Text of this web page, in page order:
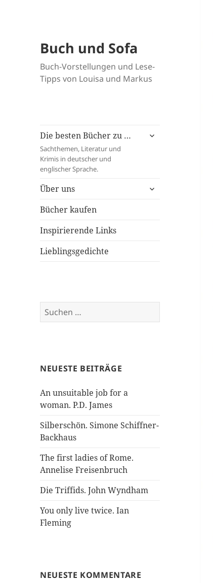
Buch und Sofa
Buch-Vorstellungen und Lese-
Tipps von Louisa und Markus
Die besten Bücher zu …
Sachthemen, Literatur und
Krimis in deutscher und
englischer Sprache.
untermenü
Über uns
untermenü
Bücher kaufen
Inspirierende Links
Lieblingsgedichte
Suchen
nach:
NEUESTE BEITRÄGE
An unsuitable job for a
woman. P.D. James
Silberschön. Simone Schiffner-
Backhaus
The first ladies of Rome.
Annelise Freisenbruch
Die Triffids. John Wyndham
You only live twice. Ian
Fleming
NEUESTE KOMMENTARE